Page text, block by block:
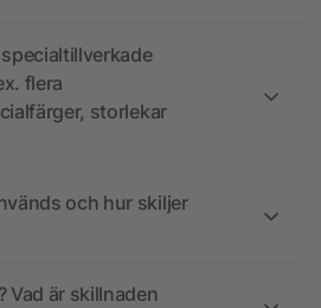
flera
storlekar
och hur skiljer
Vad är skillnaden